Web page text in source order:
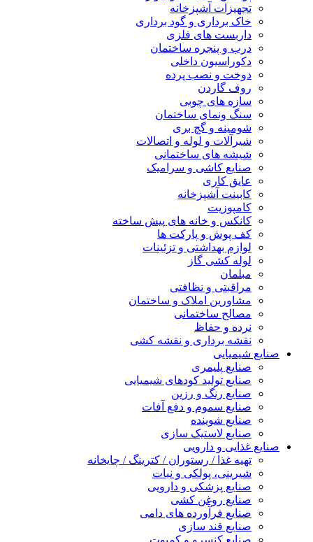
تجهیزات آشپزخانه
خاک برداری و گود برداری
داربست های فلزی
درب و پنجره ساختمان
دکوراسیون داخلی
دوخت و نصب پرده
روف گاردن
سازه های چوبی
سنگ ونمای ساختمان
شومینه و گچ بری
شیرآلات و لوله و اتصالات
شیشه های ساختمانی
صنایع کاشی و سرامیک
عایق کاری
کابینت آشپزخانه
کامپوزیت
کانکس و خانه های پیش ساخته
کف پوش و پارکت ها
لوازم بهداشتی و تزئینات
لوله کشی گاز
مبلمان
مراقبتی و نظافتی
مشاورین املاک و ساختمان
مصالح ساختمانی
نرده و حفاظ
نقشه برداری و نقشه کشی
صنایع شیمیایی
صنایع پلیمری
صنایع تولید کودهای شیمیایی
صنایع رنگ و رزین
صنایع سموم و دفع آفات
صنایع شوینده
صنایع لاستیک سازی
صنایع غذایی و دارویی
تهیه غذا / رستوران / کترینگ / چایخانه
شیرینی، پولکی و نبات
صنایع پزشکی و دارویی
صنایع روغن کشی
صنایع فرآورده های دامی
صنایع قند سازی